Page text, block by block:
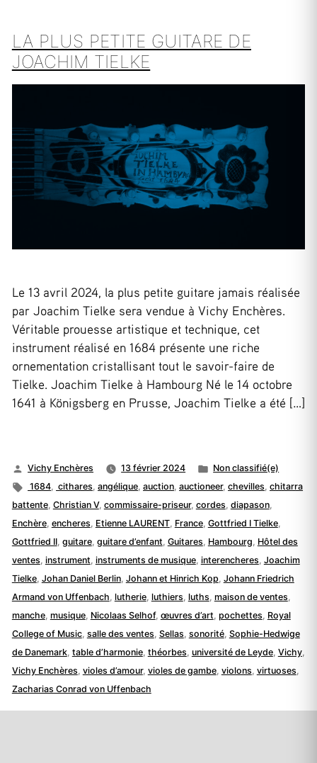
LA PLUS PETITE GUITARE DE
JOACHIM TIELKE
Le 13 avril 2024, la plus petite guitare jamais réalisée
par Joachim Tielke sera vendue à Vichy Enchères.
Véritable prouesse artistique et technique, cet
instrument réalisé en 1684 présente une riche
ornementation cristallisant tout le savoir-faire de
Tielke. Joachim Tielke à Hambourg Né le 14 octobre
1641 à Königsberg en Prusse, Joachim Tielke a été […]
Publié
par
Vichy Enchères 13 février 2024
Publié
dans
Non classifié(e)
Étiquettes :
1684, cithares,angélique,auction,auctioneer,chevilles,chitarra
battente, Christian V, commissaire-priseur, cordes, diapason,
Enchère, encheres, Etienne LAURENT, France, Gottfried I Tielke,
Gottfried II, guitare, guitare d’enfant, Guitares, Hambourg, Hôtel des
ventes, instrument, instruments de musique, interencheres, Joachim
Tielke, Johan Daniel Berlin, Johann et Hinrich Kop, Johann Friedrich
Armand von Uffenbach, lutherie, luthiers, luths, maison de ventes,
manche, musique, Nicolaas Selhof, œuvres d’art, pochettes, Royal
College of Music, salle des ventes, Sellas, sonorité, Sophie-Hedwige
de Danemark, table d’harmonie, théorbes, université de Leyde, Vichy,
Vichy Enchères, violes d’amour, violes de gambe, violons, virtuoses,
Zacharias Conrad von Uffenbach